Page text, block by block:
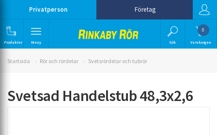
Privatperson Företag
Produkter Meny Sök
0
Varukorgen
Startsida Rör och rördelar Svetsrördelar och tubrör
Svetsad Handelstub 48,3x2,6